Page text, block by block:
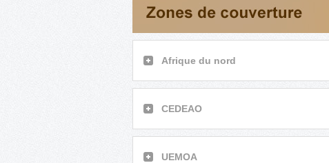
Afrique du nord
CEDEAO
UEMOA